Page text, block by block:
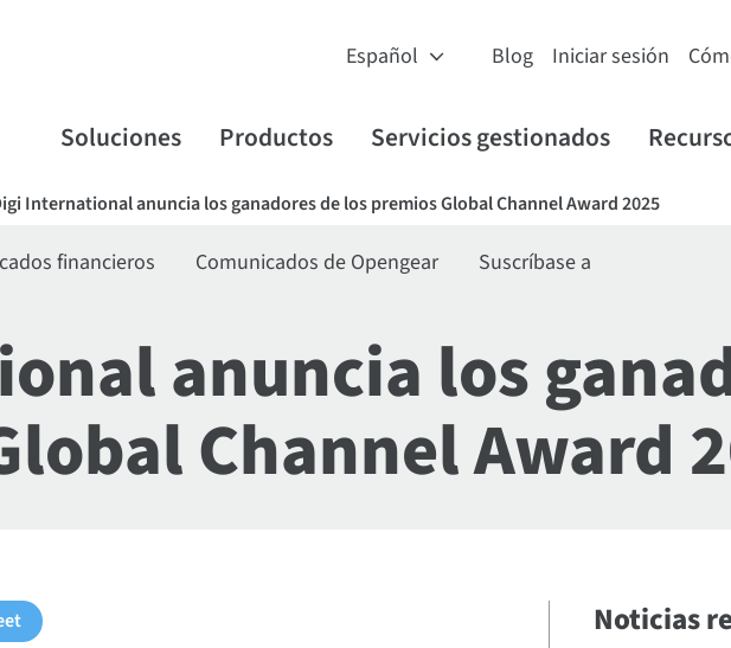
Blog Iniciar sesión
Soluciones Productos Servicios gestionados
International anuncia los ganadores de los premios Global Channel Award 2025
financieros Comunicados de Opengear Suscríbase a
anuncia los
Channel Award
Noticias